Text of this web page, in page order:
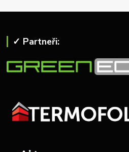
✓ Partneři: